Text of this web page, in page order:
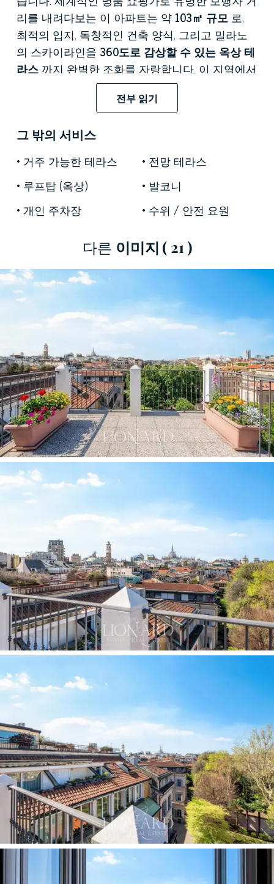
리를 내려다보는 이 아파트는 약 103㎡ 규모 로,
최적의 입지, 독창적인 건축 양식, 그리고 밀라노
의 스카이라인을 360도로 감상할 수 있는 옥상 테
라스 까지 완벽한 조화를 자랑합니다. 이 지역에서
건물 안뜰의 주차 공간
아파트는 최고의 가치와 완벽한 입지를 제공합니
5층은 저택의 중심 공간으로, 양방향으로 트인 구
조 덕분에 풍부한 자연광이 들어옵니다. 넓고 균형
잡힌 거실에는 개방형 디자인 주방이
자연스럽게 연결되어, 역사적인 경사 지붕 구조 안
에 개방적이고 현대적인 공간을 만들어냅니다. 높
하여 쾌적한 생활 공간을 제공합니다. 5층의 가장
독립적인 공간에는 전용 욕실이 딸린 더블 침실이
있으며, 두 번째 욕실은 게스트 욕실 옆에 자리하
고 있습니다. 이 공간은 향후 소유주의 필요에 따
라 두 번째 침실, 서재 또는 다용도실로 활용할 수
내부 계단을 통해 한 층 올라가면 현재 개인 서재
로 꾸며진 메자닌 공간이 나옵니다. 아늑하고 조용
한 이 공간에는 포시즌스 호텔의 가로수길 정원
이내려다보이는 좁고 긴 발코니가 있습니다. 이
동네 아파트에서는 찾아보기 힘든, 가장 특별하고
귀한 전망 중 하나이며, 키 큰 나무들의 푸르름이
자연스러운 배경을 만들어 줍니다. 몬테나폴레오
네 거리에서 아주 가까운 거리에 위치해 있습니다.
이 층은 서재뿐만 아니라 추가 침실, 독서실, 요가
실 또는 업무 공간으로도 활용할 수 있으며, 발코
니는 나무 꼭대기가 보이는 작은 개인 테라스로
사용할 수 있습니다.
이 레지던스의 최상층에는 아파트의 가장 큰 자랑
거리인루프탑 테라스가있습니다. 360도 파노라
마 전망을 자랑하는 이 공간에서는 포르타 누오바
의 고층 빌딩부터 시티라이프 타워, 두오모 돔, 유
서 깊은 도심의 종탑, 그리고 맑은 날에는 눈 덮인
을 한눈에 담을 수 있습니다. 레지던스 내부에서만
접근 가능한 이 공간은 세계에서 가장 역동적인
풍경 중 하나를 내려다보는 듯한 고요하고 프라이
빗한 휴식처입니다. 3개 층은 모두 경사진 천장과
다양한 높이를 가지고 있지만, 주요 생활 공간은
모두 쾌적한 분위기를 자랑합니다. 최고급 마감재
와각 층의 독립적인 냉난방 시스템을 갖추고 있
으며,저렴한 관리비는 효율적인 건물 운영을 보여
줍니다.
전부 읽기
그 밖의 서비스
거주 가능한 테라스
전망 테라스
루프탑 (옥상)
발코니
개인 주차장
수위 / 안전 요원
다른 이미지 ( 21 )